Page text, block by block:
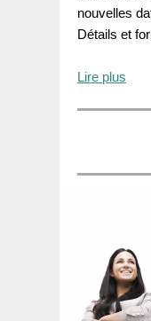
nouvelles
Détails et
Lire plus